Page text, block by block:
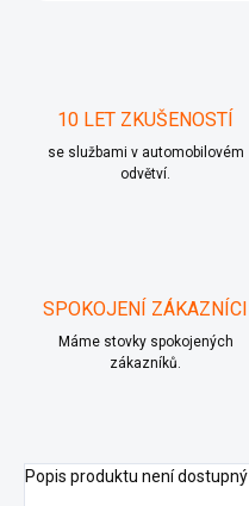
10 LET ZKUŠENOSTÍ
se službami v automobilovém
odvětví.
SPOKOJENÍ ZÁKAZNÍCI
Máme stovky spokojených
zákazníků.
Popis produktu není dostupný